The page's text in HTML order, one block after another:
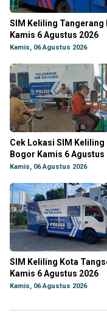
SIM Keliling Tangerang
Kamis 6 Agustus 2026
Kamis, 06 Agustus 2026
Cek Lokasi SIM Keliling
Bogor Kamis 6 Agustus
Kamis, 06 Agustus 2026
SIM Keliling Kota
Kamis 6 Agustus 2026
Kamis, 06 Agustus 2026